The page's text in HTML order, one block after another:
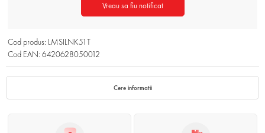
Vreau sa fiu notificat
Cod produs: LMSILNK51T
Cod EAN: 6420628050012
Cere informatii